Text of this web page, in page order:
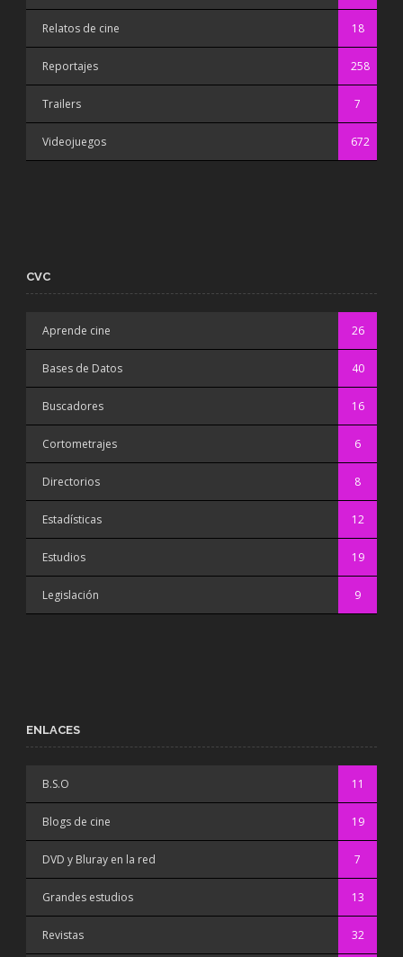
Relatos de cine 18
Reportajes 258
Trailers 7
Videojuegos 672
CVC
Aprende cine 26
Bases de Datos 40
Buscadores 16
Cortometrajes 6
Directorios 8
Estadísticas 12
Estudios 19
Legislación 9
ENLACES
B.S.O 11
Blogs de cine 19
DVD y Bluray en la red 7
Grandes estudios 13
Revistas 32